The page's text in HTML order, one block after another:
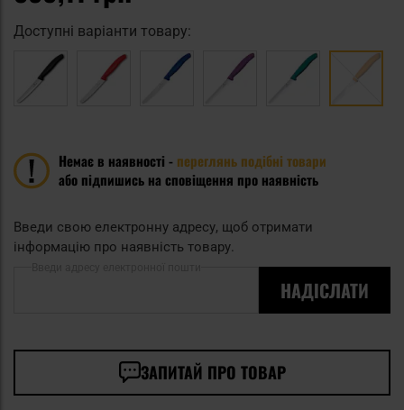
Доступні варіанти товару:
Немає в наявності - переглянь подібні товари
або підпишись на сповіщення про наявність
Введи свою електронну адресу, щоб отримати
інформацію про наявність товару.
НАДІСЛАТИ
ЗАПИТАЙ ПРО ТОВАР